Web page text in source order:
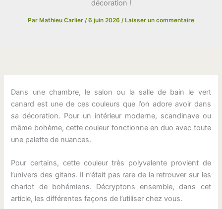
décoration !
Par Mathieu Carlier /6 juin 2026 /Laisser un commentaire
Dans une chambre, le salon ou la salle de bain le vert
canard est une de ces couleurs que l’on adore avoir dans
sa décoration. Pour un intérieur moderne, scandinave ou
même bohème, cette couleur fonctionne en duo avec toute
une palette de nuances.
Pour certains, cette couleur très polyvalente provient de
l’univers des gitans. Il n’était pas rare de la retrouver sur les
chariot de bohémiens. Décryptons ensemble, dans cet
article, les différentes façons de l’utiliser chez vous.